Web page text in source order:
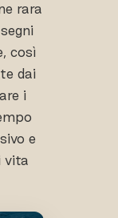
rara
così
dai
i
e
vita